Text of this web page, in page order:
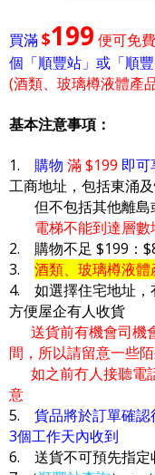
買滿$199 便可免費
個「順豐站」或「順豐
(酒類、玻璃樽液體產
基本注意事項：
1. 購物 滿 $199 即可
工商地址，包括東涌
但不包括其他離島
電梯不能到達層
2. 購物不足 $199：
3. 酒類、玻璃樽液
4. 如選擇住宅地址，
方便屋企有人收貨
送貨前有機會司機
間，所以請留意一些
如之前冇人接聽電
意
5. 貨品將於訂單確
3個工作天內收到
6. 送貨不可預先指定